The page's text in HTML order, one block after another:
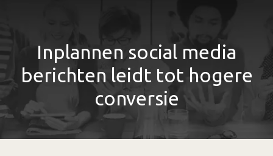
Inplannen social media
berichten leidt tot hogere
conversie